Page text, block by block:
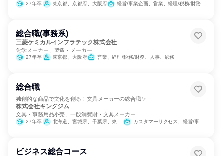
27年卒 東京都、京都府、大阪府 経営/事業企画、営業、経理/税務/財務、人事、総務、法務/知財、広報/IR、商品企画、マーケティング・広告・宣伝、出版/メディア/芸能/エンタメ専門職
総合職(事務系)
三菱ケミカルインフラテック株式会社
化学メーカー、製造・メーカー
27年卒 東京都、大阪府 営業、経理/税務/財務、人事、総務
総合職
独創的な商品で文化を創る！文具メーカーの総合職✨
株式会社キングジム
文具・事務用品小売、一般消費財・文具メーカー
27年卒 北海道、宮城県、千葉県、東京都、静岡県、愛知県、大阪府、広島県、福岡県 カスタマーサクセス、経営/事業企画、営業、バックオフィス・事務・受付、SCM/生産管理/購買/物流、経理/税務/財務、総務、製造・生産工程、建築/土木/プラント専門職、商品企画、マーケティング・広告・宣伝、IT
ビジネス総合コース